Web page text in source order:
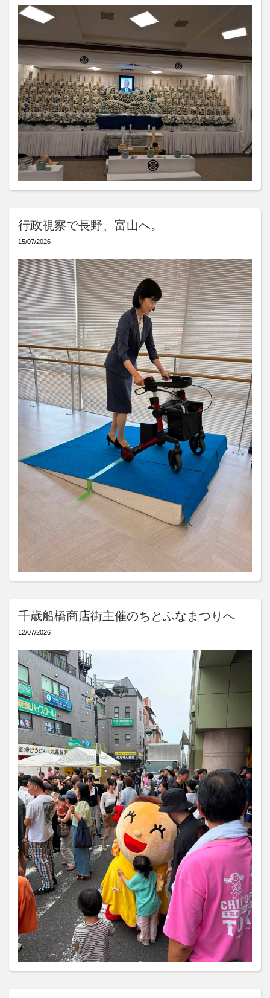
行政視察で長野、富山へ。
15/07/2026
千歳船橋商店街主催のちとふなまつりへ
12/07/2026